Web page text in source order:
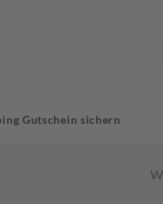
Gutschein sichern